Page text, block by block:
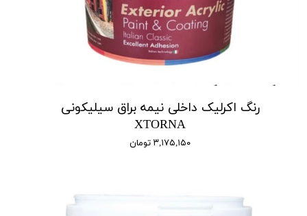
رنگ اکرلیک داخلی نیمه براق سیلیکونی
XTORNA
۳,۱۷۵,۱۵۰ تومان